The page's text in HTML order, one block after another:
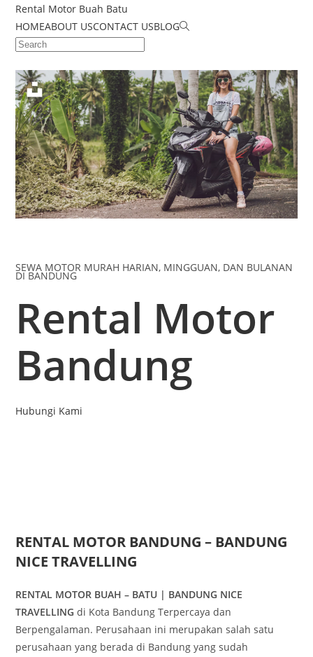
Rental Motor Buah Batu
HOMEABOUT USCONTACT USBLOG
SEWA MOTOR MURAH HARIAN, MINGGUAN, DAN BULANAN
DI BANDUNG
Rental Motor
Bandung
Hubungi Kami
RENTAL MOTOR BANDUNG – BANDUNG
NICE TRAVELLING
RENTAL MOTOR BUAH – BATU | BANDUNG NICE
TRAVELLING di Kota Bandung Terpercaya dan
Berpengalaman. Perusahaan ini merupakan salah satu
perusahaan yang berada di Bandung yang sudah